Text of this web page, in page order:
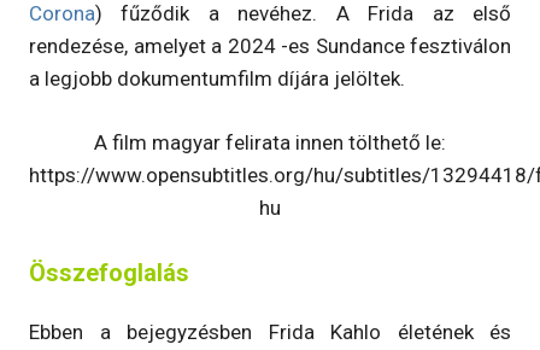
Corona) fűződik a nevéhez. A Frida az első
rendezése, amelyet a 2024 -es Sundance fesztiválon
a legjobb dokumentumfilm díjára jelöltek.
A film magyar felirata innen tölthető le:
https://www.opensubtitles.org/hu/subtitles/
hu
Összefoglalás
Ebben a bejegyzésben Frida Kahlo életének és